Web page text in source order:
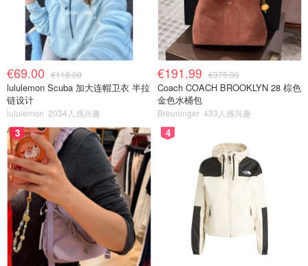
€69.00 €118.00
lululemon Scuba 加大连帽卫衣 半拉
链设计
lululemon 2034人感兴趣
€191.99 €375.00
Coach COACH BROOKLYN 28 棕色
金色水桶包
Breuninger 433人感兴趣
3 4